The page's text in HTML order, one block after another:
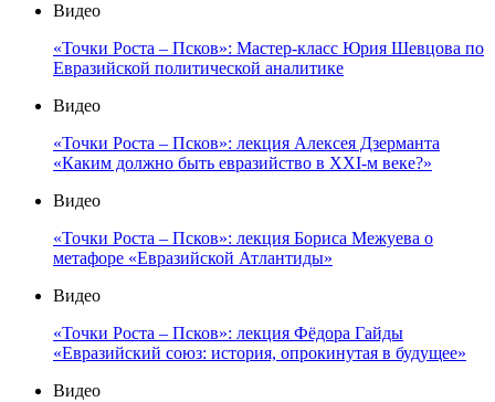
Видео
«Точки Роста – Псков»: Мастер-класс Юрия Шевцова по
Евразийской политической аналитике
Видео
«Точки Роста – Псков»: лекция Алексея Дзерманта
«Каким должно быть евразийство в XXI-м веке?»
Видео
«Точки Роста – Псков»: лекция Бориса Межуева о
метафоре «Евразийской Атлантиды»
Видео
«Точки Роста – Псков»: лекция Фёдора Гайды
«Евразийский союз: история, опрокинутая в будущее»
Видео